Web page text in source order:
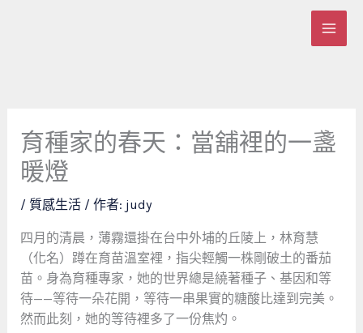
育種家的春天：當舖裡的一盞
暖燈
/ 質感生活/ 作者: judy
四月的清晨，薄霧還掛在台中外埔的丘陵上，林育慧
（化名）蹲在育苗溫室裡，指尖輕觸一株剛破土的番茄
苗。身為育種專家，她的世界總是繞著種子、基因和等
待——等待一朵花開，等待一串果實的糖酸比達到完美。
然而此刻，她的等待裡多了一份焦灼。